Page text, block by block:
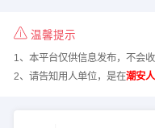
温馨提示
1、本平台仅供信息发布，不会
2、请告知用人单位，是在潮安